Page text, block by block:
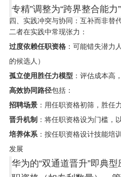
专精”调整为“跨界整合能力
四、实践冲突与协同：互补而非替
二者在实践中常现张力：
过度依赖任职资格：可能错失潜力
的候选人）
孤立使用胜任力模型 ：评估成本高
高效协同路径包括：
招聘场景：用任职资格初筛，胜任
晋升机制：将任职资格设为门槛，
培养体系：按任职资格设计技能培
发展
华为的“双通道晋升”即典